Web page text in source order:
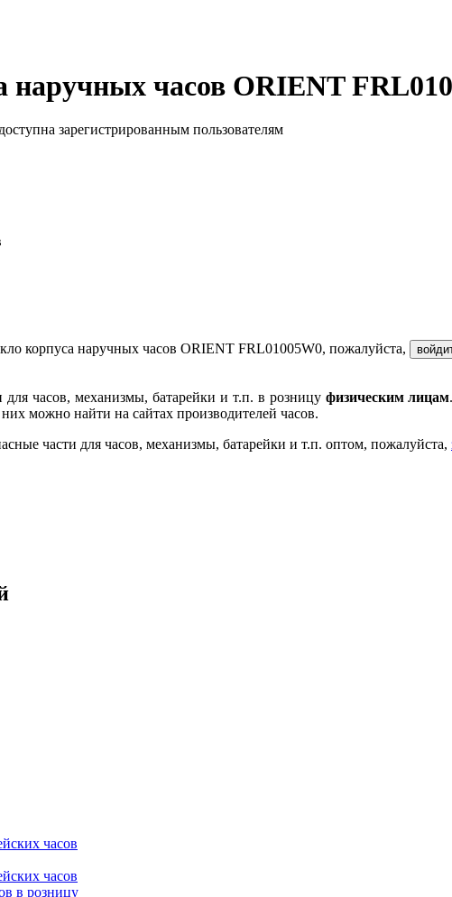
наручных часов ORIENT
зарегистрированным пользователям
корпуса наручных часов ORIENT FRL01005W0, пожалуйста,
для часов, механизмы, батарейки и т.п. в розницу физическим лицам
можно найти на сайтах производителей часов.
части для часов, механизмы, батарейки и т.п. оптом, пожалуйста,
часов
часов
в розницу